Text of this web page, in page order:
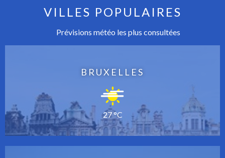
VILLES POPULAIRES
Prévisions météo les plus consultées
BRUXELLES
27 °C